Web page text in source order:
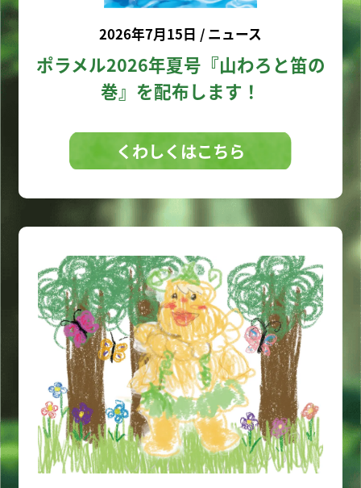
2026年7月15日 / ニュース
ポラメル2026年夏号『山わろと笛の
巻』を配布します！
くわしくはこちら